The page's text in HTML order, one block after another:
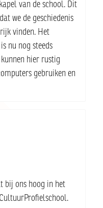
van de school. Dit
we de geschiedenis
vinden. Het
nu nog steeds
hier rustig
gebruiken en
bij ons hoog in het